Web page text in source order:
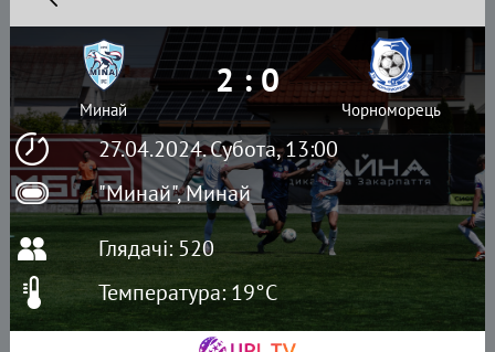
27.04.2024. Субота, 13:00
"Минай", Минай
Минай
2 : 0
Чорноморець
Глядачі: 520
Температура: 19°C